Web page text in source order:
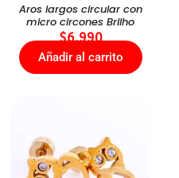
Aros largos circular con
micro circones Brilho
$6.990
Añadir al carrito